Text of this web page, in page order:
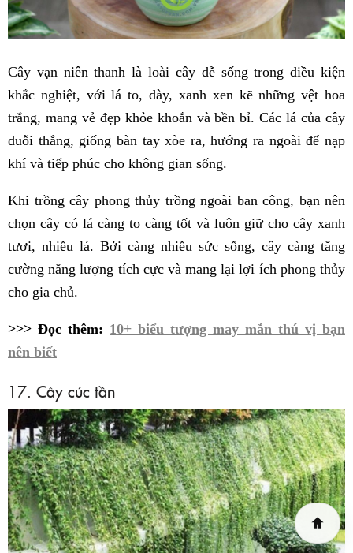
Cây vạn niên thanh là loài cây dễ sống trong điều kiện
khắc nghiệt, với lá to, dày, xanh xen kẽ những vệt hoa
trắng, mang vẻ đẹp khỏe khoắn và bền bỉ. Các lá của cây
duỗi thẳng, giống bàn tay xòe ra, hướng ra ngoài để nạp
khí và tiếp phúc cho không gian sống.
Khi trồng cây phong thủy trồng ngoài ban công, bạn nên
chọn cây có lá càng to càng tốt và luôn giữ cho cây xanh
tươi, nhiều lá. Bởi càng nhiều sức sống, cây càng tăng
cường năng lượng tích cực và mang lại lợi ích phong thủy
cho gia chủ.
>>> Đọc thêm: 10+ biểu tượng may mắn thú vị bạn
nên biết
17. Cây cúc tần